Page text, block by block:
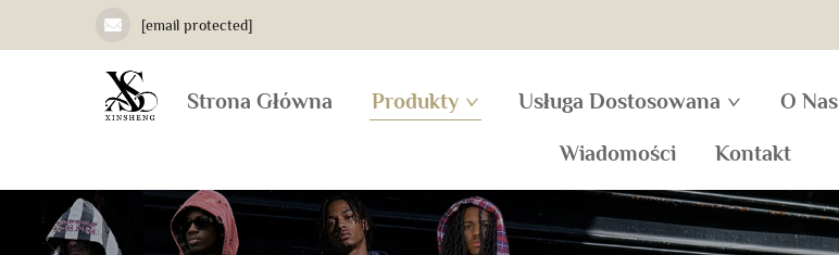
[email protected]
Strona Główna Produkty Usługa Dostosowana O Nas
Wiadomości Kontakt